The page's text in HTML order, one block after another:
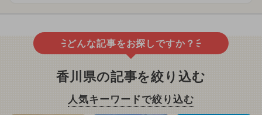
どんな記事をお探しですか？
香川県の記事を絞り込む
人気キーワードで絞り込む